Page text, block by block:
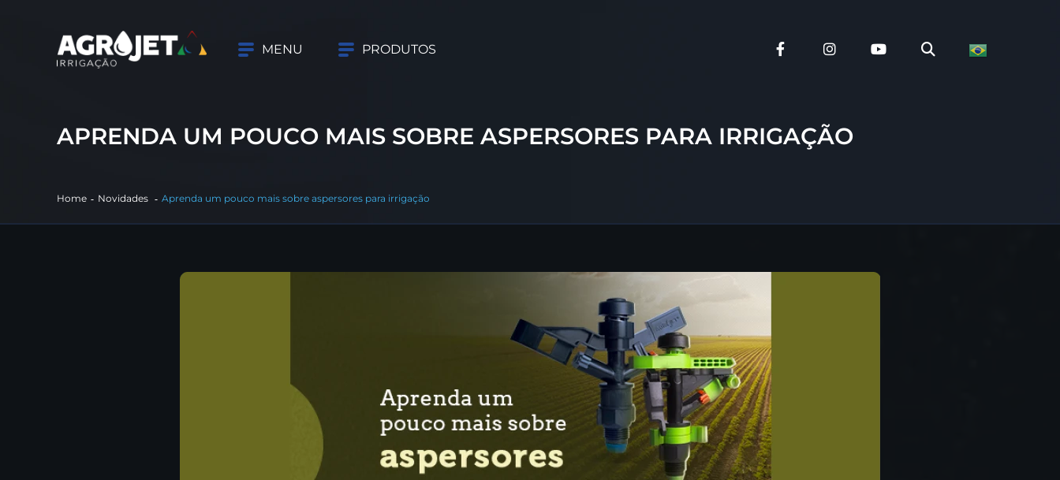
MENU PRODUTOS
APRENDA UM POUCO MAIS SOBRE ASPERSORES PARA IRRIGAÇÃO
Home Novidades Aprenda um pouco mais sobre aspersores para irrigação